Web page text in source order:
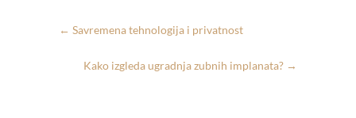
← Savremena tehnologija i privatnost
Kako izgleda ugradnja zubnih implanata? →